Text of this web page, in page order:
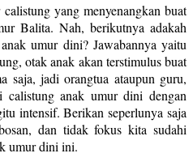
yang menyenangkan buat
Balita. Nah, berikutnya adakah
umur dini? Jawabannya yaitu
otak anak akan terstimulus buat
saja, jadi orangtua ataupun guru,
calistung anak umur dini dengan
intensif. Berikan seperlunya saja
dan tidak fokus kita sudahi
umur dini ini.